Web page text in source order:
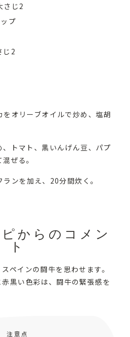
さじ2
プ
じ2
オリーブオイルで炒め、塩胡
トマト、黒いんげん豆、パプ
ぜる。
ンを加え、20分間炊く。
からのコメン
ト
ペインの闘牛を思わせます。
黒い色彩は、闘牛の緊張感を
注意点